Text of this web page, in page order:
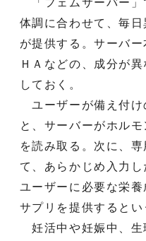
体調に合わせて、毎日
が提供する。サーバ
ＨＡなどの、成分が
しておく。
ユーザーが備え付け
と、サーバーがホル
を読み取る。次に、
て、あらかじめ入力し
ユーザーに必要な栄
サプリを提供するとい
妊活中や妊娠中、生